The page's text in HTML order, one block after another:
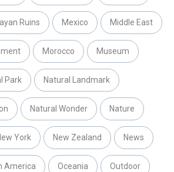
Ruins Mexico Middle East
Morocco Museum
Park Natural Landmark
Natural Wonder Nature
York New Zealand News
America Oceania Outdoor